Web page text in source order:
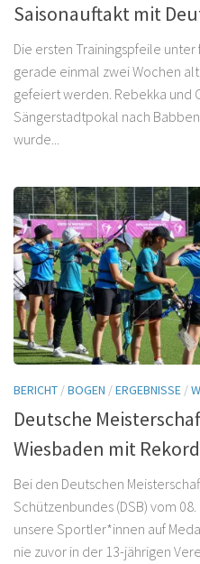
Saisonauftakt mit
Die ersten Trainingspfeile
gerade einmal zwei Wochen
gefeiert werden. Rebekka und
Sängerstadtpokal nach
wurde...
BERICHT /BOGEN /ERGEBNISSE /
Deutsche
Wiesbaden mit
Bei den Deutschen
Schützenbundes (DSB) vom
unsere Sportler*innen auf
nie zuvor in der 13-jährigen